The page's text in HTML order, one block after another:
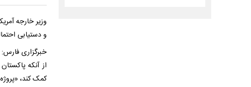
وزیر خارجه
و دستیابی
خبرگزاری فارس:
از آنکه
کمک کند،